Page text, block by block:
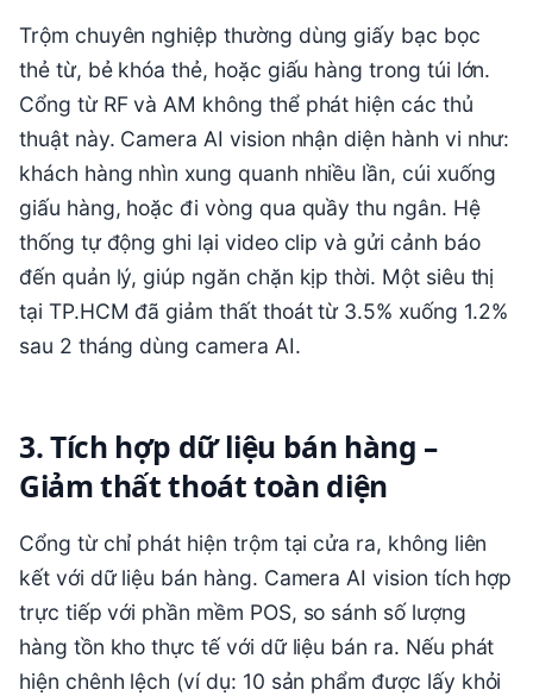
Trộm chuyên nghiệp thường dùng giấy bạc bọc
thẻ từ, bẻ khóa thẻ, hoặc giấu hàng trong túi lớn.
Cổng từ RF và AM không thể phát hiện các thủ
thuật này. Camera AI vision nhận diện hành vi như:
khách hàng nhìn xung quanh nhiều lần, cúi xuống
giấu hàng, hoặc đi vòng qua quầy thu ngân. Hệ
thống tự động ghi lại video clip và gửi cảnh báo
đến quản lý, giúp ngăn chặn kịp thời. Một siêu thị
tại TP.HCM đã giảm thất thoát từ 3.5% xuống 1.2%
sau 2 tháng dùng camera AI.
3. Tích hợp dữ liệu bán hàng –
Giảm thất thoát toàn diện
Cổng từ chỉ phát hiện trộm tại cửa ra, không liên
kết với dữ liệu bán hàng. Camera AI vision tích hợp
trực tiếp với phần mềm POS, so sánh số lượng
hàng tồn kho thực tế với dữ liệu bán ra. Nếu phát
hiện chênh lệch (ví dụ: 10 sản phẩm được lấy khỏi